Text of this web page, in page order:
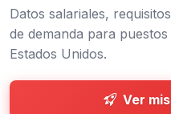
Datos salariales,
de demanda para
Estados Unidos.
Ver